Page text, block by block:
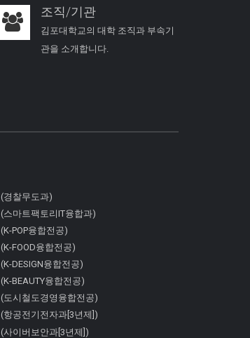
조직/기관
김포대학교의 대학 조직과 부속기
관을 소개합니다.
(경찰무도과)
(스마트팩토리IT융합과)
(K-POP융합전공)
(K-FOOD융합전공)
(K-DESIGN융합전공)
(K-BEAUTY융합전공)
(도시철도경영융합전공)
(항공전기전자과[3년제])
(사이버보안과[3년제])